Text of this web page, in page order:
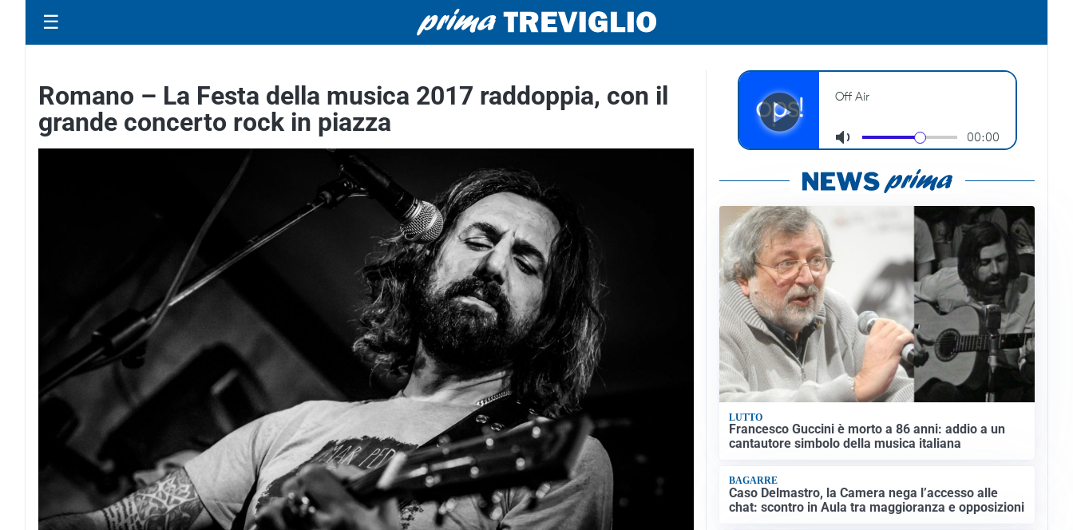
☰
Romano – La Festa della musica 2017 raddoppia, con il
grande concerto rock in piazza
LUTTO
Francesco Guccini è morto a 86 anni: addio a un
cantautore simbolo della musica italiana
BAGARRE
Caso Delmastro, la Camera nega l’accesso alle
chat: scontro in Aula tra maggioranza e opposizioni